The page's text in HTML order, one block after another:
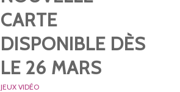
CARTE
DISPONIBLE DÈS
LE 26 MARS
JEUX VIDÉO